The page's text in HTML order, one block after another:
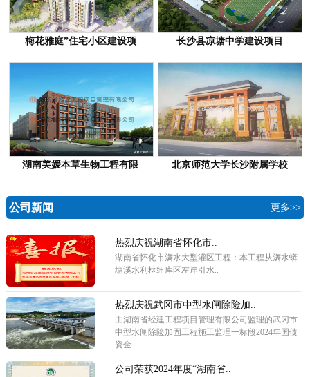
梅花雅庭”住宅小区建设项 长沙县凉塘中学建设项目
湖南美媛本草生物工程有限 北京师范大学长沙附属学校
公司新闻 更多>>
热烈庆祝湖南省怀化市..
湖南省怀化市㵲水大型灌区工程：本工程从㵲水蟒
塘溪水利枢纽库区左岸引水..
热烈庆祝武冈市中型水闸除险加..
由湖南省经建工程项目管理有限公司监理的武冈市
中型水闸除险加固工程施工监理一标段2024年国债
资金..
公司荣获2024年度“湖南省..